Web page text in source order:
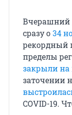
Вчерашний
сразу о34
рекордный
пределы
закрыли на
заточении
COVID-19.